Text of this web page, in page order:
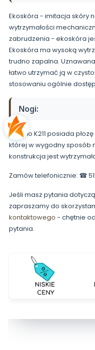
Ekoskóra - imitacja skóry
wytrzymałości
zabrudzenia - ekoskóra
Ekoskóra ma wysoką
trudno zapalna.
łatwo utrzymać ją w
stosowaniu ogólnie
Nogi:
Krzesło K211 posiada
której w wygodny sposób
konstrukcja jest
Zamów telefonicznie: ☎
Jeśli masz pytania
zapraszamy do
kontaktowego - chętnie
pytania.